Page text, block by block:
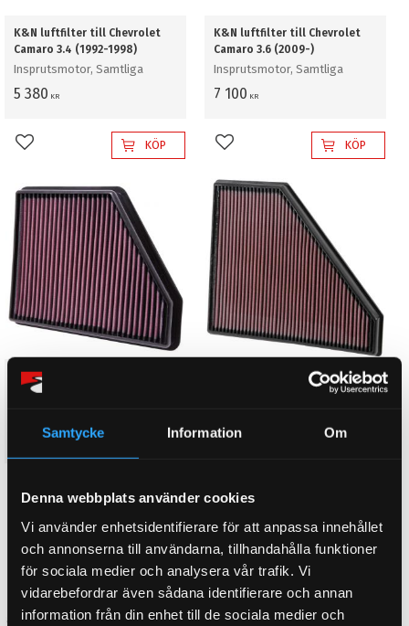
Samtycke Information Om
Denna webbplats använder cookies
Vi använder enhetsidentifierare för att anpassa innehållet
och annonserna till användarna, tillhandahålla funktioner
för sociala medier och analysera vår trafik. Vi
vidarebefordrar även sådana identifierare och annan
information från din enhet till de sociala medier och
K&N luftfilter till Chevrolet
Camaro 3.4 (1992-1998)
Insprutsmotor, Samtliga
5 380 KR
Lägg till i favoriterKÖP
K&N luftfilter till Chevrolet
Camaro 3.6 (2009-)
Insprutsmotor, Samtliga
7 100 KR
Lägg till i favoriterKÖP
K&N luftfilter till Chevrolet
Camaro 3.6 (2009-)
1 190KR
Lägg till i favoriter
K&N luftfilter till Chevrolet
1 190
Lägg till i favoriter